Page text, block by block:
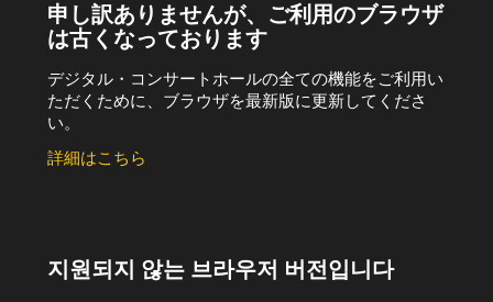
申し訳ありませんが、ご利用のブラウザ
は古くなっております
デジタル・コンサートホールの全ての機能をご利用い
ただくために、ブラウザを最新版に更新してくださ
い。
詳細はこちら
지원되지 않는 브라우저 버전입니다